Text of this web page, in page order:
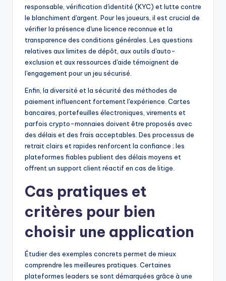
responsable, vérification d'identité (KYC) et lutte contre
le blanchiment d'argent. Pour les joueurs, il est crucial de
vérifier la présence d'une licence reconnue et la
transparence des conditions générales. Les questions
relatives aux limites de dépôt, aux outils d'auto-
exclusion et aux ressources d'aide témoignent de
l'engagement pour un jeu sécurisé.
Enfin, la diversité et la sécurité des méthodes de
paiement influencent fortement l'expérience. Cartes
bancaires, portefeuilles électroniques, virements et
parfois crypto-monnaies doivent être proposés avec
des délais et des frais acceptables. Des processus de
retrait clairs et rapides renforcent la confiance ; les
plateformes fiables publient des délais moyens et
offrent un support client réactif en cas de litige.
Cas pratiques et
critères pour bien
choisir une application
Étudier des exemples concrets permet de mieux
comprendre les meilleures pratiques. Certaines
plateformes leaders se sont démarquées grâce à une